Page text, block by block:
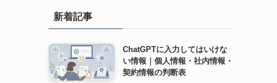
新着記事
ChatGPTに入力してはいけな
い情報｜個人情報・社内情報・
契約情報の判断表